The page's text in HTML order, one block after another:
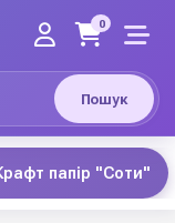
Пошук
0
папір "Соти"